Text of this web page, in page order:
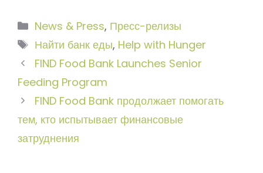
Рубрики
News & Press, Пресс-релизы
Метки
Найти банк еды, Help with Hunger
FIND Food Bank Launches Senior
Feeding Program
FIND Food Bank продолжает помогать
тем, кто испытывает финансовые
затруднения